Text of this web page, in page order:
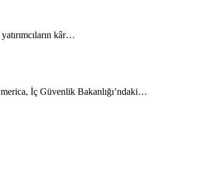
kâr…
İç Güvenlik Bakanlığı’ndaki…